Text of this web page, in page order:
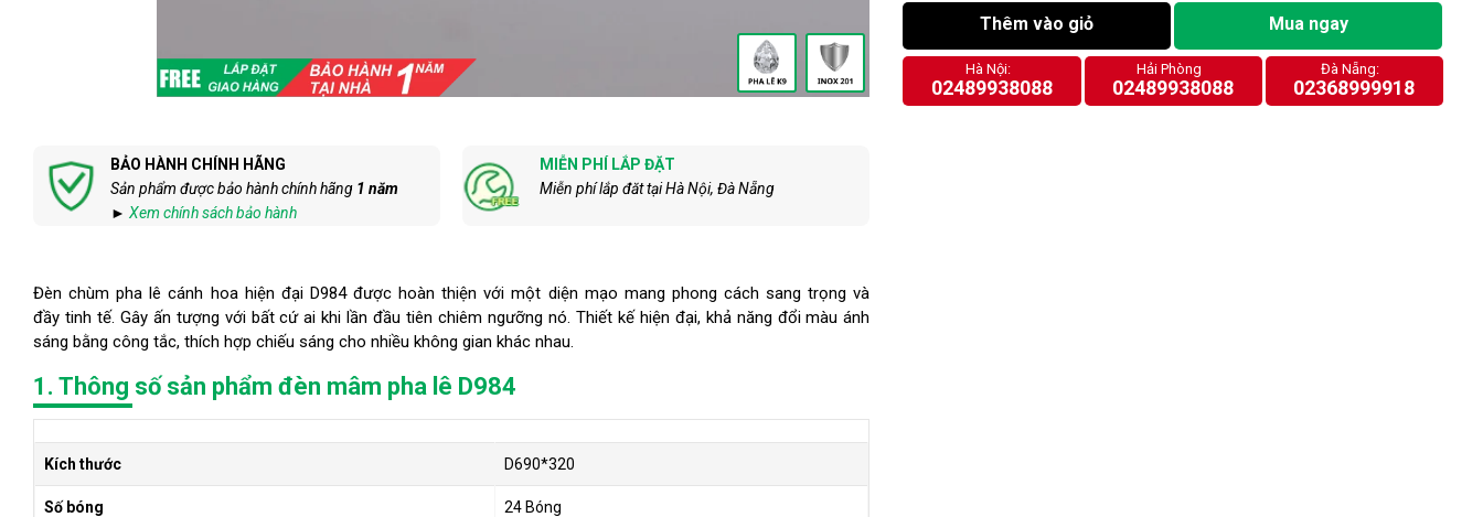
Thêm vào giỏ Mua ngay
Hà Nội:
02489938088
Hải Phòng
02489938088
Đà Nẵng:
02368999918
BẢO HÀNH CHÍNH HÃNG
Sản phẩm được bảo hành chính hãng 1 năm
► Xem chính sách bảo hành
MIỄN PHÍ LẮP ĐẶT
Miễn phí lắp đăt tại Hà Nội, Đà Nẵng
Đèn chùm pha lê cánh hoa hiện đại D984 được hoàn thiện với một diện mạo mang phong cách sang trọng và
đầy tinh tế. Gây ấn tượng với bất cứ ai khi lần đầu tiên chiêm ngưỡng nó. Thiết kế hiện đại, khả năng đổi màu ánh
sáng bằng công tắc, thích hợp chiếu sáng cho nhiều không gian khác nhau.
1. Thông số sản phẩm đèn mâm pha lê D984
Kích thước D690*320
Số bóng 24 Bóng